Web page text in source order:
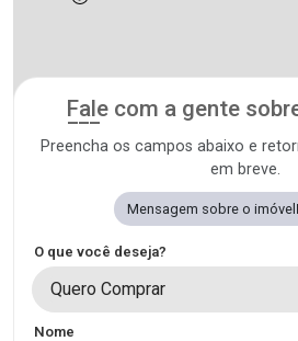
Fale com a gente
Preencha os campos abaixo e
em breve.
Mensagem sobre o imóvel
O que você deseja?
Quero Comprar
Nome